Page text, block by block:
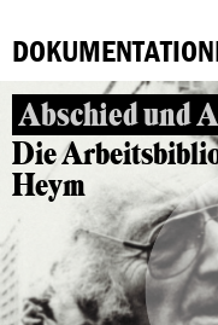
Abschied und
Die
Heym